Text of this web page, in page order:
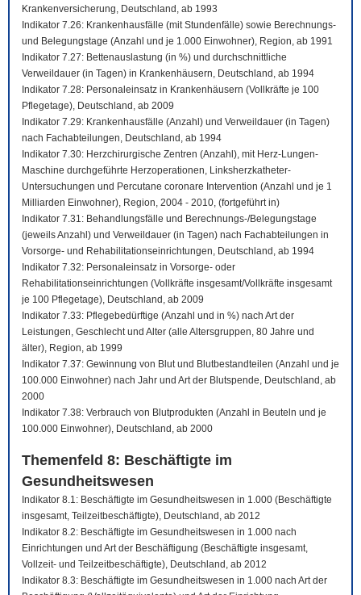
Krankenversicherung, Deutschland, ab 1993
Indikator 7.26: Krankenhausfälle (mit Stundenfälle) sowie Berechnungs-
und Belegungstage (Anzahl und je 1.000 Einwohner), Region, ab 1991
Indikator 7.27: Bettenauslastung (in %) und durchschnittliche
Verweildauer (in Tagen) in Krankenhäusern, Deutschland, ab 1994
Indikator 7.28: Personaleinsatz in Krankenhäusern (Vollkräfte je 100
Pflegetage), Deutschland, ab 2009
Indikator 7.29: Krankenhausfälle (Anzahl) und Verweildauer (in Tagen)
nach Fachabteilungen, Deutschland, ab 1994
Indikator 7.30: Herzchirurgische Zentren (Anzahl), mit Herz-Lungen-
Maschine durchgeführte Herzoperationen, Linksherzkatheter-
Untersuchungen und Percutane coronare Intervention (Anzahl und je 1
Milliarden Einwohner), Region, 2004 - 2010, (fortgeführt in)
Indikator 7.31: Behandlungsfälle und Berechnungs-/Belegungstage
(jeweils Anzahl) und Verweildauer (in Tagen) nach Fachabteilungen in
Vorsorge- und Rehabilitationseinrichtungen, Deutschland, ab 1994
Indikator 7.32: Personaleinsatz in Vorsorge- oder
Rehabilitationseinrichtungen (Vollkräfte insgesamt/Vollkräfte insgesamt
je 100 Pflegetage), Deutschland, ab 2009
Indikator 7.33: Pflegebedürftige (Anzahl und in %) nach Art der
Leistungen, Geschlecht und Alter (alle Altersgruppen, 80 Jahre und
älter), Region, ab 1999
Indikator 7.37: Gewinnung von Blut und Blutbestandteilen (Anzahl und je
100.000 Einwohner) nach Jahr und Art der Blutspende, Deutschland, ab
2000
Indikator 7.38: Verbrauch von Blutprodukten (Anzahl in Beuteln und je
100.000 Einwohner), Deutschland, ab 2000
Themenfeld 8: Beschäftigte im
Gesundheitswesen
Indikator 8.1: Beschäftigte im Gesundheitswesen in 1.000 (Beschäftigte
insgesamt, Teilzeitbeschäftigte), Deutschland, ab 2012
Indikator 8.2: Beschäftigte im Gesundheitswesen in 1.000 nach
Einrichtungen und Art der Beschäftigung (Beschäftigte insgesamt,
Vollzeit- und Teilzeitbeschäftigte), Deutschland, ab 2012
Indikator 8.3: Beschäftigte im Gesundheitswesen in 1.000 nach Art der